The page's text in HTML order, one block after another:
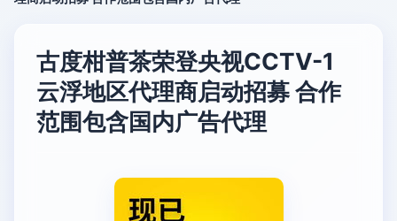
古度柑普茶荣登央视CCTV-1
云浮地区代理商启动招募 合作
范围包含国内广告代理